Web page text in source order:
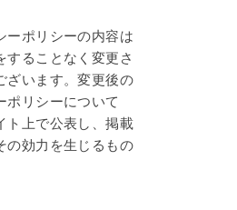
ーポリシーの内容は
することなく変更さ
ざいます。変更後の
ポリシーについて
ト上で公表し、掲載
の効力を生じるもの